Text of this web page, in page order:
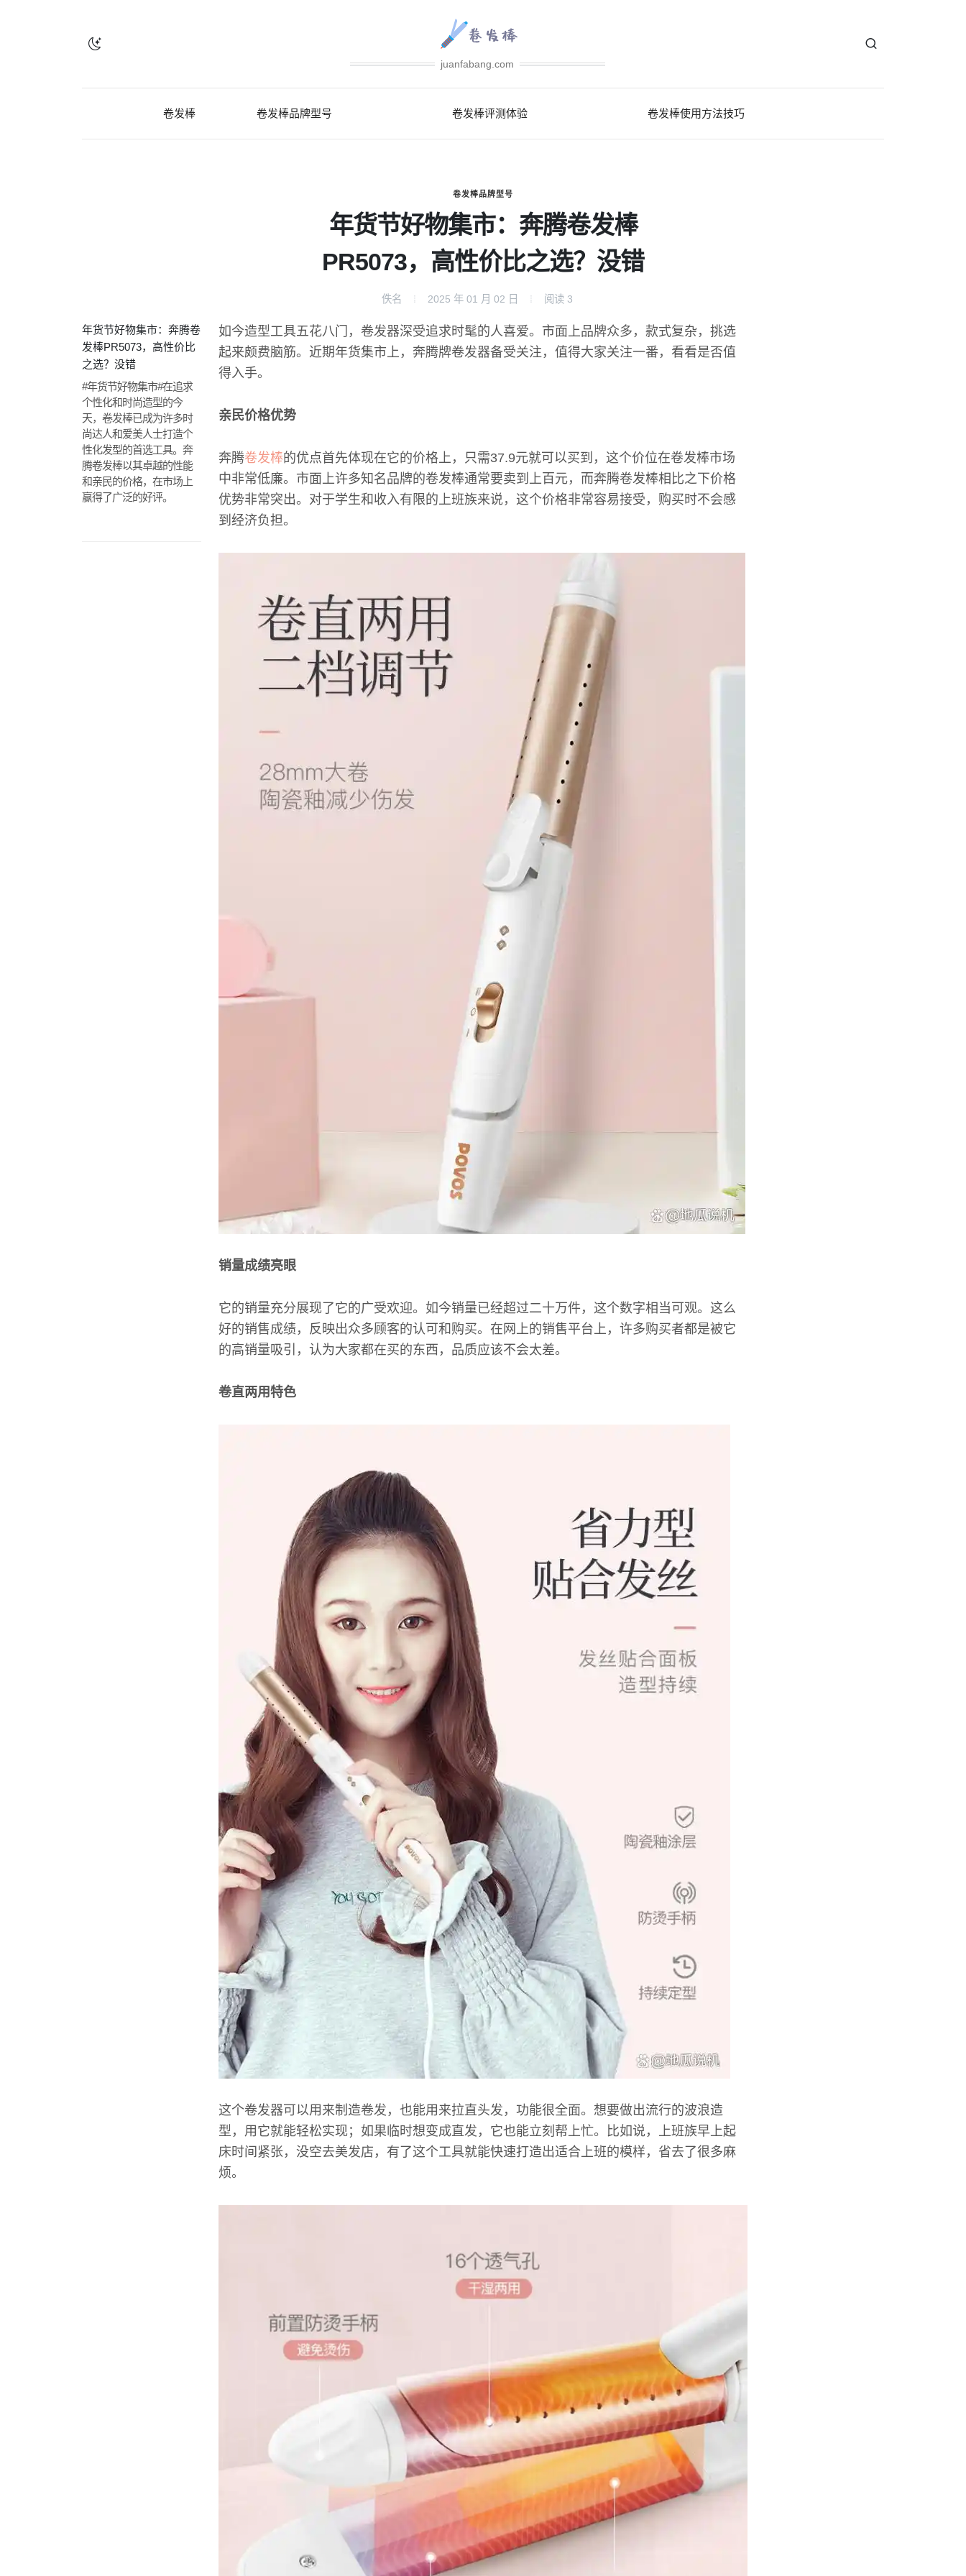
juanfabang.com
卷发棒 卷发棒品牌型号 卷发棒评测体验 卷发棒使用方法技巧
卷发棒品牌型号
年货节好物集市：奔腾卷发棒
PR5073，高性价比之选？没错
佚名 2025 年 01 月 02 日 阅读 3
年货节好物集市：奔腾卷
发棒PR5073，高性价比
之选？没错
#年货节好物集市#在追求
个性化和时尚造型的今
天，卷发棒已成为许多时
尚达人和爱美人士打造个
性化发型的首选工具。奔
腾卷发棒以其卓越的性能
和亲民的价格，在市场上
赢得了广泛的好评。
如今造型工具五花八门，卷发器深受追求时髦的人喜爱。市面上品牌众多，款式复杂，挑选
起来颇费脑筋。近期年货集市上，奔腾牌卷发器备受关注，值得大家关注一番，看看是否值
得入手。
亲民价格优势
奔腾卷发棒的优点首先体现在它的价格上，只需37.9元就可以买到，这个价位在卷发棒市场
中非常低廉。市面上许多知名品牌的卷发棒通常要卖到上百元，而奔腾卷发棒相比之下价格
优势非常突出。对于学生和收入有限的上班族来说，这个价格非常容易接受，购买时不会感
到经济负担。
销量成绩亮眼
它的销量充分展现了它的广受欢迎。如今销量已经超过二十万件，这个数字相当可观。这么
好的销售成绩，反映出众多顾客的认可和购买。在网上的销售平台上，许多购买者都是被它
的高销量吸引，认为大家都在买的东西，品质应该不会太差。
卷直两用特色
这个卷发器可以用来制造卷发，也能用来拉直头发，功能很全面。想要做出流行的波浪造
型，用它就能轻松实现；如果临时想变成直发，它也能立刻帮上忙。比如说，上班族早上起
床时间紧张，没空去美发店，有了这个工具就能快速打造出适合上班的模样，省去了很多麻
烦。